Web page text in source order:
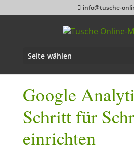
info@tusche-
Seite wählen
Google
Schritt für
einrichten